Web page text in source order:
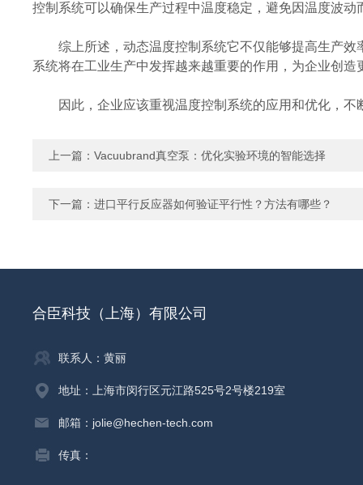
控制系统可以确保生产过程中温度稳定，避免因温度波
综上所述，动态温度控制系统它不仅能够提高生产效
系统将在工业生产中发挥越来越重要的作用，为企业创造
因此，企业应该重视温度控制系统的应用和优化，不
上一篇： Vacuubrand真空泵：优化实验环境的智能选择
下一篇： 进口平行反应器如何验证平行性？方法有哪些？
合臣科技（上海）有限公司
联系人：黄丽
地址：上海市闵行区元江路525号2号楼219室
邮箱：jolie@hechen-tech.com
传真：